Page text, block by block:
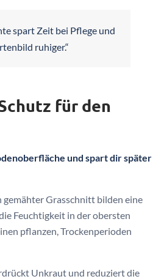
spart Zeit bei Pflege und
ruhiger.“
für den
und spart dir später
Grasschnitt bilden eine
Feuchtigkeit in der obersten
pflanzen, Trockenperioden
Unkraut und reduziert die